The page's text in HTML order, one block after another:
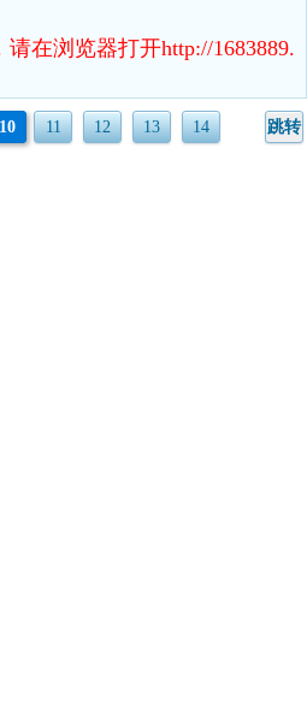
在浏览器打开http://1683889.
10 11 12 13 14 跳转